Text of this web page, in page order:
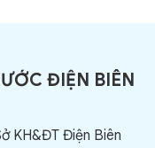
ĐIỆN BIÊN
KH&ĐT Điện Biên